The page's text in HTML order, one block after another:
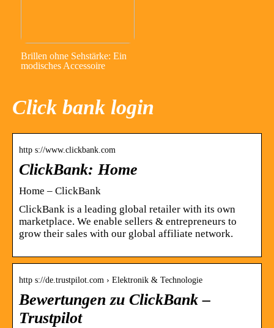
Brillen ohne Sehstärke: Ein
modisches Accessoire
Click bank login
http s://www.clickbank.com
ClickBank: Home
Home – ClickBank
ClickBank is a leading global retailer with its own
marketplace. We enable sellers & entrepreneurs to
grow their sales with our global affiliate network.
http s://de.trustpilot.com › Elektronik & Technologie
Bewertungen zu ClickBank –
Trustpilot